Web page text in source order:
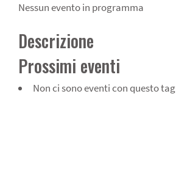
Nessun evento in programma
Descrizione
Prossimi eventi
Non ci sono eventi con questo tag